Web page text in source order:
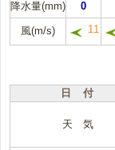
降水量(mm)
0
風(m/s) 11
日 付
天 気